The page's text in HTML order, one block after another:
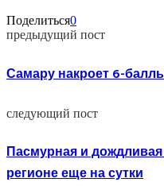
Поделиться0
предыдущий пост
Самару накроет 6-
следующий пост
Пасмурная и
регионе еще на сутки